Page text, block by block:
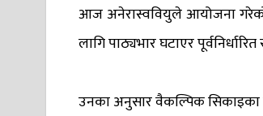
आज अनेरास्ववियुले आयोजना गरेको
लागि पाठ्यभार घटाएर
उनका अनुसार वैकल्पिक सिकाइका